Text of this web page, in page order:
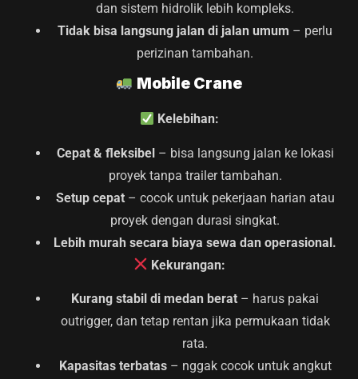
dan sistem hidrolik lebih kompleks.
Tidak bisa langsung jalan di jalan umum – perlu
perizinan tambahan.
Mobile Crane
Kelebihan:
Cepat & fleksibel– bisa langsung jalan ke lokasi
proyek tanpa trailer tambahan.
Setup cepat– cocok untuk pekerjaan harian atau
proyek dengan durasi singkat.
Lebih murah secara biaya sewa dan operasional.
Kekurangan:
Kurang stabil di medan berat – harus pakai
outrigger, dan tetap rentan jika permukaan tidak
rata.
Kapasitas terbatas– nggak cocok untuk angkut